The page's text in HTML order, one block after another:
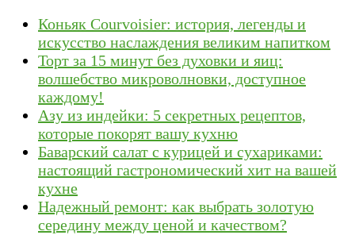
Коньяк Courvoisier: история, легенды и
искусство наслаждения великим напитком
Торт за 15 минут без духовки и яиц:
волшебство микроволновки, доступное
каждому!
Азу из индейки: 5 секретных рецептов,
которые покорят вашу кухню
Баварский салат с курицей и сухариками:
настоящий гастрономический хит на вашей
кухне
Надежный ремонт: как выбрать золотую
середину между ценой и качеством?